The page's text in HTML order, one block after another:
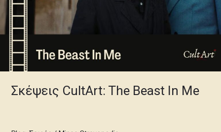
Σκέψεις CultArt: The Beast Ιn Me